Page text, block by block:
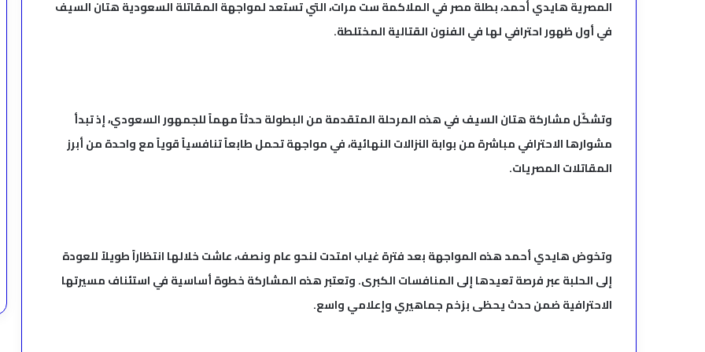
المصرية هايدي أحمد، بطلة مصر في الملاكمة ست مرات، التي تستعد لمواجهة المقاتلة السعودية هتان السيف
في أول ظهور احترافي لها في الفنون القتالية المختلطة.
وتشكّل مشاركة هتان السيف في هذه المرحلة المتقدمة من البطولة حدثاً مهماً للجمهور السعودي، إذ تبدأ
مشوارها الاحترافي مباشرة من بوابة النزالات النهائية، في مواجهة تحمل طابعاً تنافسياً قوياً مع واحدة من أبرز
المقاتلات المصريات.
وتخوض هايدي أحمد هذه المواجهة بعد فترة غياب امتدت لنحو عام ونصف، عاشت خلالها انتظاراً طويلاً للعودة
إلى الحلبة عبر فرصة تعيدها إلى المنافسات الكبرى. وتعتبر هذه المشاركة خطوة أساسية في استئناف مسيرتها
الاحترافية ضمن حدث يحظى بزخم جماهيري وإعلامي واسع.